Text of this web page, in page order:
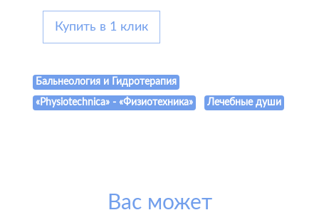
Купить в 1 клик
Бальнеология и Гидротерапия
«Physiotechnica» - «Физиотехника» Лечебные души
Вас может